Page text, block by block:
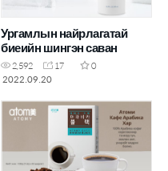
Ургамлын найрлагатай
биеийн шингэн саван
2,592 17
0
2022.09.20